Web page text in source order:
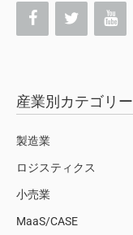
産業別カテゴリー
製造業
ロジスティクス
小売業
MaaS/CASE